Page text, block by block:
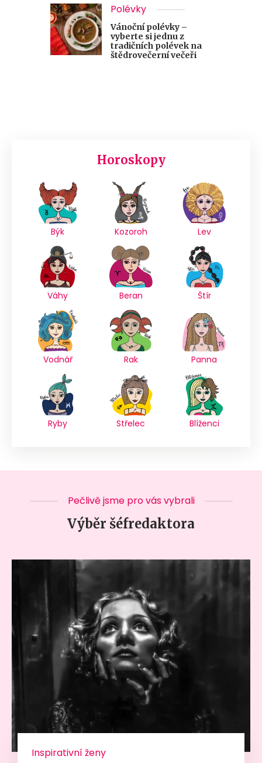
Polévky
Vánoční polévky –
vyberte si jednu z
tradičních polévek na
štědrovečerní večeři
Horoskopy
Býk Kozoroh Lev
Váhy Beran Štír
Vodnář Rak Panna
Ryby Střelec Blíženci
Pečlivě jsme pro vás vybrali
Výběr šéfredaktora
Inspirativní ženy